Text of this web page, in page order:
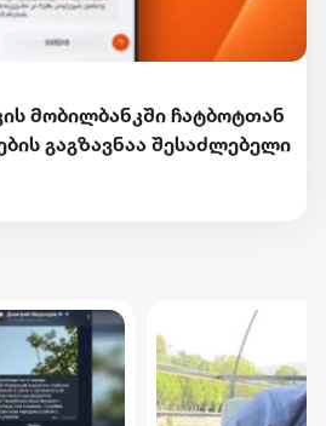
მობილბანკში ჩატბოტთან
გაგზავნაა შესაძლებელი